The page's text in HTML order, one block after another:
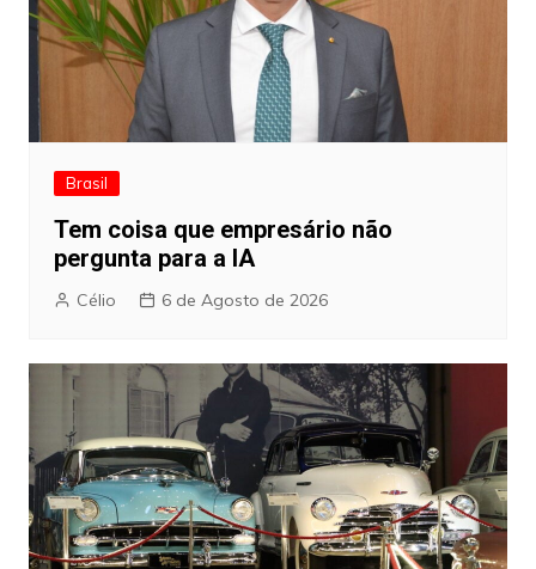
Brasil
Tem coisa que empresário não
pergunta para a IA
Célio 6 de Agosto de 2026